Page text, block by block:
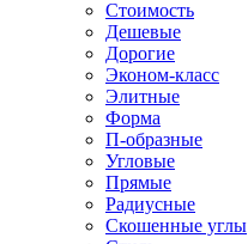
Стоимость
Дешевые
Дорогие
Эконом-класс
Элитные
Форма
П-образные
Угловые
Прямые
Радиусные
Скошенные углы